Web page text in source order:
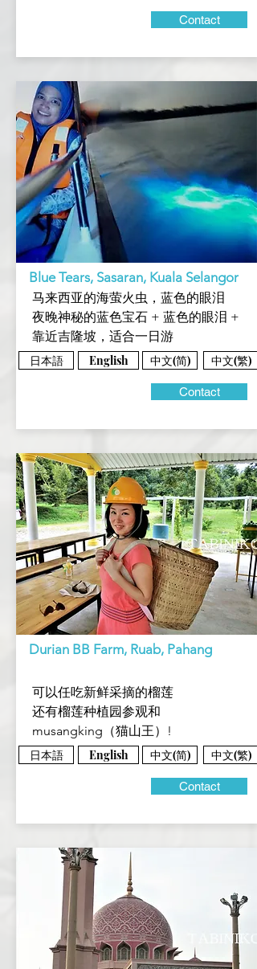
Contact
Blue Tears, Sasaran, Kuala Selangor
马来西亚的海萤火虫，蓝色的眼泪
夜晚神秘的蓝色宝石 + 蓝色的眼泪 +
靠近吉隆坡，适合一日游
日本語
English 中文(简) 中文(繁)
Contact
Durian BB Farm, Ruab, Pahang
可以任吃新鲜采摘的榴莲
还有榴莲种植园参观和
musangking（猫山王）!
日本語
English 中文(简) 中文(繁)
Contact